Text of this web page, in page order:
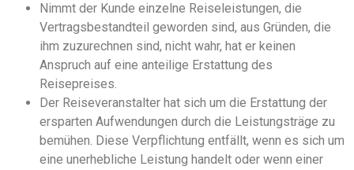
Nimmt der Kunde einzelne Reiseleistungen, die
Vertragsbestandteil geworden sind, aus Gründen, die
ihm zuzurechnen sind, nicht wahr, hat er keinen
Anspruch auf eine anteilige Erstattung des
Reisepreises.
Der Reiseveranstalter hat sich um die Erstattung der
ersparten Aufwendungen durch die Leistungsträge zu
bemühen. Diese Verpflichtung entfällt, wenn es sich um
eine unerhebliche Leistung handelt oder wenn einer